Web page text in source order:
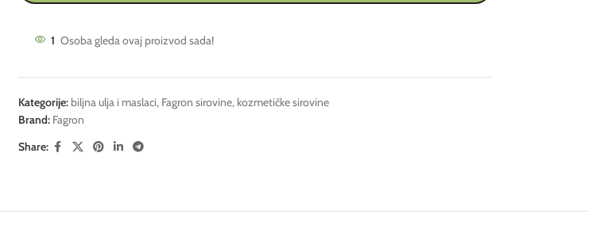
1 Osoba gleda ovaj proizvod sada!
Kategorije: biljna ulja i maslaci, Fagron sirovine, kozmetičke sirovine
Brand: Fagron
Share: